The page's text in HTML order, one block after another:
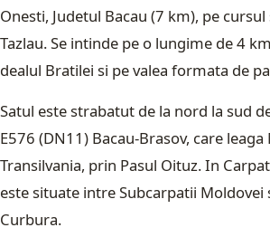
Onesti, Judetul Bacau (7 km), pe
Tazlau. Se intinde pe o lungime de 4
dealul Bratilei si pe valea formata de
Satul este strabatut de la nord la sud
E576 (DN11) Bacau-Brasov, care
Transilvania, prin Pasul Oituz. In
este situate intre Subcarpatii Moldovei
Curbura.